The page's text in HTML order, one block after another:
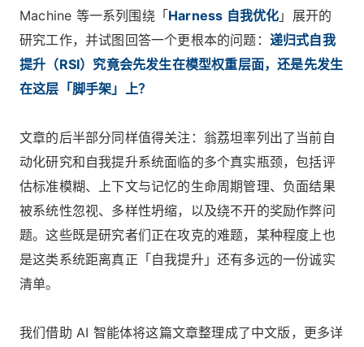
Machine 等一系列围绕「Harness 自我优化 」展开的
研究工作，并试图回答一个更根本的问题： 递归式自我
提升（RSI）究竟会先发生在模型权重层面，还是先发生
在这层「脚手架」上？
文章的后半部分同样值得关注：翁荔坦率列出了当前自
动化研究和自我提升系统面临的多个真实瓶颈，包括评
估标准模糊、上下文与记忆的生命周期管理、负面结果
被系统性忽视、多样性坍缩，以及绕不开的奖励作弊问
题。这些既是研究者们正在攻克的难题，某种程度上也
是这类系统距离真正「自我提升」还有多远的一份诚实
清单。
我们借助 AI 智能体将这篇文章整理成了中文版，更多详